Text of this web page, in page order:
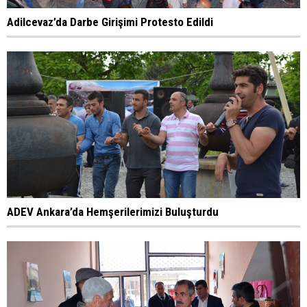
Adilcevaz’da Darbe Girişimi Protesto Edildi
ADEV Ankara’da Hemşerilerimizi Buluşturdu